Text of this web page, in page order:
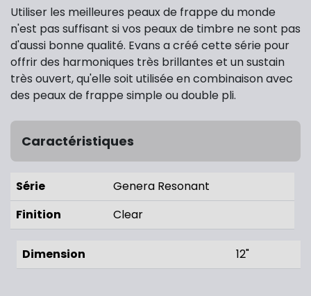
Utiliser les meilleures peaux de frappe du monde
n'est pas suffisant si vos peaux de timbre ne sont pas
d'aussi bonne qualité. Evans a créé cette série pour
offrir des harmoniques très brillantes et un sustain
très ouvert, qu'elle soit utilisée en combinaison avec
des peaux de frappe simple ou double pli.
Caractéristiques
Série
Genera Resonant
Finition
Clear
Dimension 12"